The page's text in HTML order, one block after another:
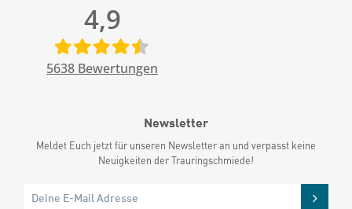
4,9
5638 Bewertungen
Newsletter
Meldet Euch jetzt für unseren Newsletter an und verpasst keine
Neuigkeiten der Trauringschmiede!